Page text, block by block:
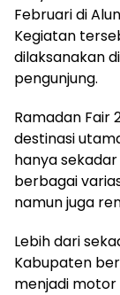
Februari di
Kegiatan
dilaksanakan
pengunjung.
Ramadan Fair
destinasi
hanya
berbagai
namun juga
Lebih dari
Kabupaten
menjadi